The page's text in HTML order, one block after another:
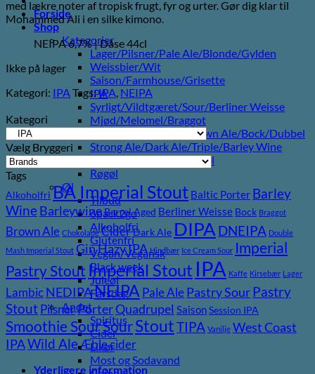
Forside
Shop
Kategorier
Lager/Pilsner/Pale Ale/Blonde/Gylden
Weissbier/Wit
Saison/Farmhouse/Grisette
IPA
Syrligt/Vildtgæret/Sour/Berliner Weisse
Mjød/Melomel/Braggot
Red Ale/Amber Ale/Brown Ale/Bock/Dubbel
Strong Ale/Dark Ale/Triple/Barley Wine
Porter/Stouts/Quadrupel
Røgøl
Øl
Tilbud
6pack2go
Alkoholfri
Glutenfri
Vegan/Vegansk
Black week
Juleøl
Farsdag
Andet
Spiritus
Cider
Likør
Most og Sodavand
med lækre noter af tropisk frugt, fyr og urter. Gør dig klar til
Mohammed Ali i en silke kimono.
NEIPA 6,7% | Dåse 44cl
Ikke på lager
Kategori: IPA Tags:IPA, NEIPA
Kategori
Vælg Bryggeri
Tags
Alkoholfri BA Imperial Stout Baltic Porter Barley
Wine BarleywineBarrel Aged Berliner Weisse Bock Braggot
Brown Ale Chokolade CiderDark Ale DIPA DNEIPA Double
Mash Imperial Stout GinHazy IPA Hindbær Ice Cream Sour Imperial
Pastry Stout Imperial Stout IPA Kaffe Kirsebær Lager
Lambic NEDIPANEIPA Pale Ale Pastry Sour Pastry
Stout PilsnerPorterQuadrupel SaisonSession IPA
Smoothie SourSourStoutTIPA Vanilje West Coast
IPAWild Ale Æble cider
Yderligere information